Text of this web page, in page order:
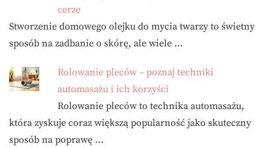
cerze
Stworzenie domowego olejku do mycia twarzy to świetny
sposób na zadbanie o skórę, ale wiele …
Rolowanie pleców – poznaj techniki
automasażu i ich korzyści
Rolowanie pleców to technika automasażu,
która zyskuje coraz większą popularność jako skuteczny
sposób na poprawę …